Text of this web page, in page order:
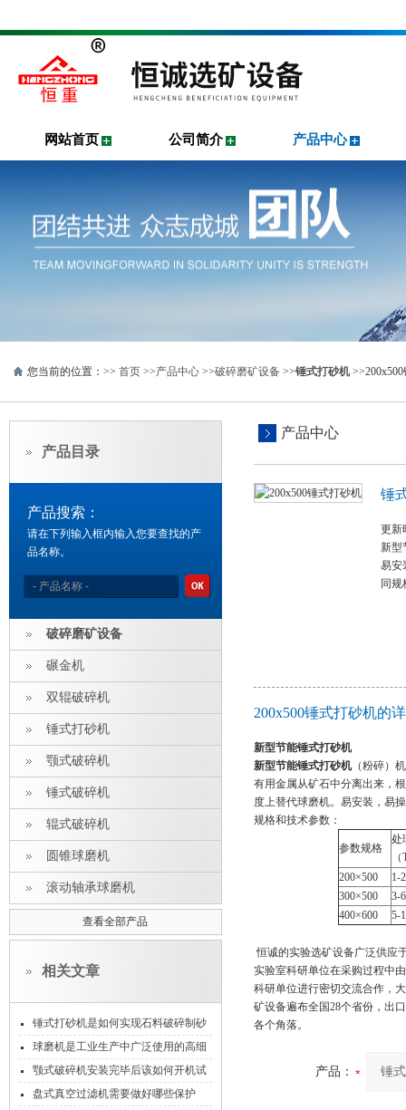
网站首页 公司简介 产品中心
您当前的位置：>> 首页 >>产品中心 >>破碎磨矿设备 >>锤式打砂机
产品目录
产品搜索：
请在下列输入框内输入您要查找的产
品名称。
破碎磨矿设备
碾金机
双辊破碎机
锤式打砂机
颚式破碎机
锤式破碎机
辊式破碎机
圆锥球磨机
滚动轴承球磨机
查看全部产品
相关文章
锤式打砂机是如何实现石料破碎制砂
的
球磨机是工业生产中广泛使用的高细
磨机械之一
颚式破碎机安装完毕后该如何开机试
运转
盘式真空过滤机需要做好哪些保护
产品中心
锤
更新
新型
易安
同规
200x500锤式打砂机的
新型节能锤式打砂机
新型节能锤式打砂机（粉碎）
有用金属从矿石中分离出来，
度上替代球磨机。易安装，易
规格和技术参数：
参数规格
处
200×500
1-2
300×500
3-6
400×600
5-
恒诚的实验选矿设备广泛供应
实验室科研单位在采购过程中
科研单位进行密切交流合作，
矿设备遍布全国28个省份，出
各个角落。
产品：